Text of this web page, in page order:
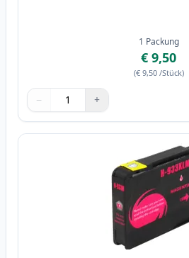
1 Packung
€ 9,50
(€ 9,50 /Stück)
Menge
Verwenden Sie die Tasten, um
− +
Menge 1